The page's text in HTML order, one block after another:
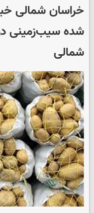
خراسان شمالی
شده سیب‌زمینی
شمالی